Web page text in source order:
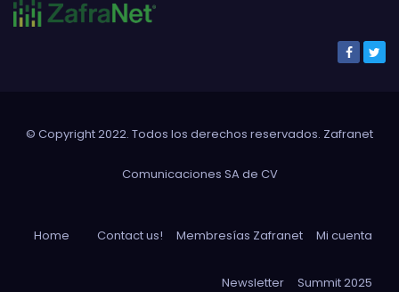
© Copyright 2022. Todos los derechos reservados. Zafranet
Comunicaciones SA de CV
Home Contact us! Membresías Zafranet Mi cuenta
Newsletter Summit 2025